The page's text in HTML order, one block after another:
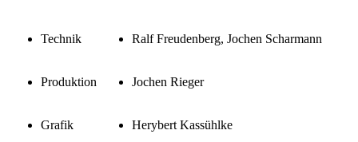
Technik Ralf Freudenberg, Jochen Scharmann
Produktion Jochen Rieger
Grafik Herybert Kassühlke